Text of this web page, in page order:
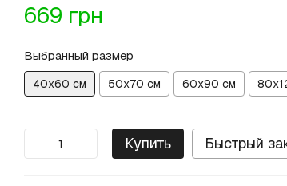
669 грн
Выбранный размер
40х60 см 50х70 см 60х90 см
Купить Быстрый